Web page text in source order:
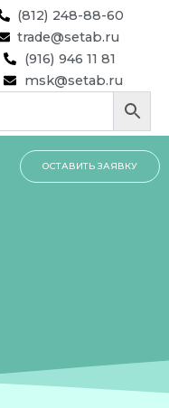
(812) 248-88-60
trade@setab.ru
(916) 946 11 81
msk@setab.ru
ОСТАВИТЬ ЗАЯВКУ